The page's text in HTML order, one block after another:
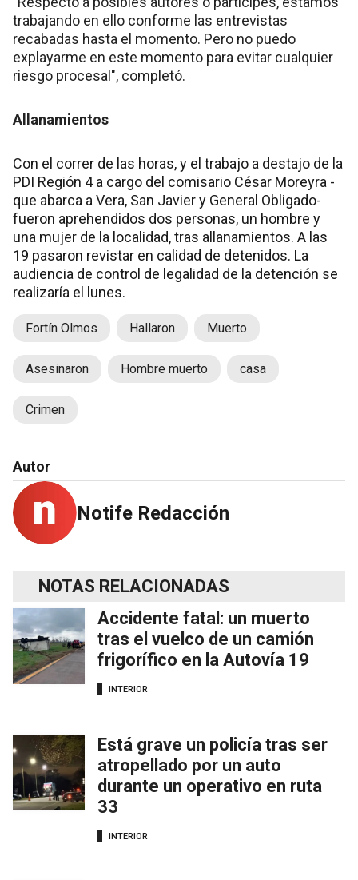
trabajando en ello conforme las entrevistas
recabadas hasta el momento. Pero no puedo
explayarme en este momento para evitar cualquier
riesgo procesal", completó.
Allanamientos
Con el correr de las horas, y el trabajo a destajo de la
PDI Región 4 a cargo del comisario César Moreyra -
que abarca a Vera, San Javier y General Obligado-
fueron aprehendidos dos personas, un hombre y
una mujer de la localidad, tras allanamientos. A las
19 pasaron revistar en calidad de detenidos. La
audiencia de control de legalidad de la detención se
realizaría el lunes.
Fortín Olmos Hallaron Muerto
Asesinaron Hombre muerto casa
Crimen
Autor
Notife Redacción
NOTAS RELACIONADAS
Accidente fatal: un muerto
tras el vuelco de un camión
frigorífico en la Autovía 19
INTERIOR
Está grave un policía tras ser
atropellado por un auto
durante un operativo en ruta
33
INTERIOR